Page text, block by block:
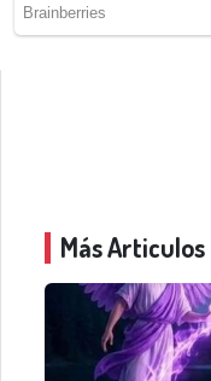
Más Articulos